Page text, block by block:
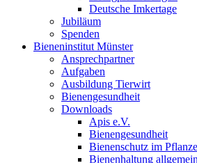
Deutsche Imkertage
Jubiläum
Spenden
Bieneninstitut Münster
Ansprechpartner
Aufgaben
Ausbildung Tierwirt
Bienengesundheit
Downloads
Apis e.V.
Bienengesundheit
Bienenschutz im
Bienenhaltung allgemein